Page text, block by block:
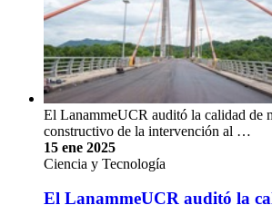
El LanammeUCR auditó la calidad de
constructivo de la intervención al …
15 ene 2025
Ciencia y Tecnología
El LanammeUCR auditó la